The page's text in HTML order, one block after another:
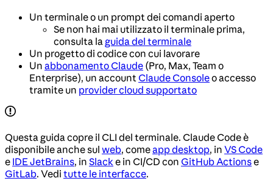
Un terminale o un prompt dei comandi aperto
Se non hai mai utilizzato il terminale prima,
consulta la guida del terminale
Un progetto di codice con cui lavorare
Un abbonamento Claude (Pro, Max, Team o
Enterprise), un accountClaude Consoleo accesso
tramite un provider cloud supportato
Questa guida copre il CLI del terminale. Claude Code è
disponibile anche sul web, comeapp desktop, in VS Code
e IDE JetBrains, in Slacke in CI/CD con GitHub Actionse
GitLab. Vedi tutte le interfacce.